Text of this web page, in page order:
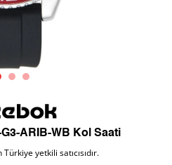
ARIB-WB Kol Saati
Türkiye yetkili satıcısıdır.